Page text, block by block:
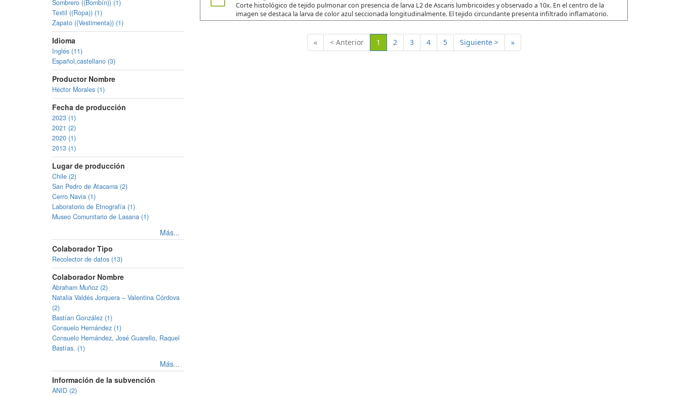
Sombrero ((Bombín)) (1)
Textil ((Ropa)) (1)
Zapato ((Vestimenta)) (1)
Idioma
Inglés (11)
Español,castellano (3)
Productor Nombre
Héctor Morales (1)
Fecha de producción
2023 (1)
2021 (2)
2020 (1)
2013 (1)
Lugar de producción
Chile (2)
San Pedro de Atacama (2)
Cerro Navia (1)
Laboratorio de Etnografía (1)
Museo Comunitario de Lasana (1)
Más...
Colaborador Tipo
Recolector de datos (13)
Colaborador Nombre
Abraham Muñoz (2)
Natalia Valdés Jorquera – Valentina Córdova
(2)
Bastían González (1)
Consuelo Hernández (1)
Consuelo Hernández, José Guarello, Raquel
Bastías. (1)
Más...
Información de la subvención
ANID (2)
Corte histológico de tejido pulmonar con presencia de larva L2 de Ascaris lumbricoides y observado a 10x. En el centro de la
imagen se destaca la larva de color azul seccionada longitudinalmente. El tejido circundante presenta infiltrado inflamatorio.
« < Anterior 1 (Actual)
2 3 4 5 Siguiente > »